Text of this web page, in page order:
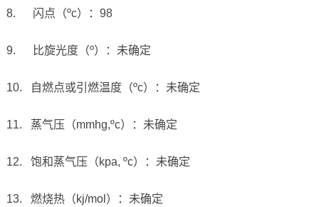
8. 闪点（ºc）：98
9. 比旋光度（º）：未确定
10. 自燃点或引燃温度（ºc）：未确定
11. 蒸气压（mmhg,ºc）：未确定
12. 饱和蒸气压（kpa, ºc）：未确定
13. 燃烧热（kj/mol）：未确定